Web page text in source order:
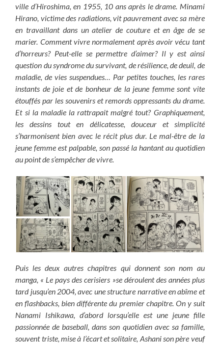
ville d’Hiroshima, en 1955, 10 ans après le drame. Minami
Hirano, victime des radiations, vit pauvrement avec sa mère
en travaillant dans un atelier de couture et en âge de se
marier. Comment vivre normalement après avoir vécu tant
d’horreurs? Peut-elle se permettre d’aimer? Il y est ainsi
question du syndrome du survivant, de résilience, de deuil, de
maladie, de vies suspendues… Par petites touches, les rares
instants de joie et de bonheur de la jeune femme sont vite
étouffés par les souvenirs et remords oppressants du drame.
Et si la maladie la rattrapait malgré tout? Graphiquement,
les dessins tout en délicatesse, douceur et simplicité
s’harmonisent bien avec le récit plus dur. Le mal-être de la
jeune femme est palpable, son passé la hantant au quotidien
au point de s’empêcher de vivre.
Puis les deux autres chapitres qui donnent son nom au
manga, « Le pays des cerisiers »se déroulent des années plus
tard jusqu’en 2004, avec une structure narrative en abîme et
en flashbacks, bien différente du premier chapitre. On y suit
Nanami Ishikawa, d’abord lorsqu’elle est une jeune fille
passionnée de baseball, dans son quotidien avec sa famille,
souvent triste, mise à l’écart et solitaire, Ashani son père veuf